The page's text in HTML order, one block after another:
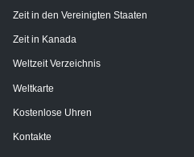
Zeit in den Vereinigten Staaten
Zeit in Kanada
Weltzeit Verzeichnis
Weltkarte
Kostenlose Uhren
Kontakte